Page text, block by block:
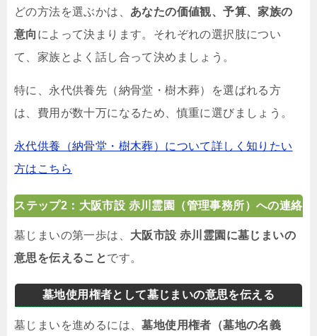
どの方法を選ぶかは、 あなたの価値観、予算、家族の
意向 によって決まります。それぞれの選択肢につい
て、家族とよく話し合って決めましょう。
特に、永代供養先（納骨堂・樹木葬）を選ばれる方
は、費用が数十万になるため、慎重に選びましょう。
永代供養（納骨堂・樹木葬）について詳しく知りたい
方はこちら
ステップ2：大阪市設 赤川霊園（管理事務所）への連絡
墓じまいの第一歩は、 大阪市設 赤川霊園に墓じまいの
意思を伝えることです。
墓地使用権者として墓じまいの意思を伝える
墓じまいを進めるには、墓地使用権者（墓地の名義